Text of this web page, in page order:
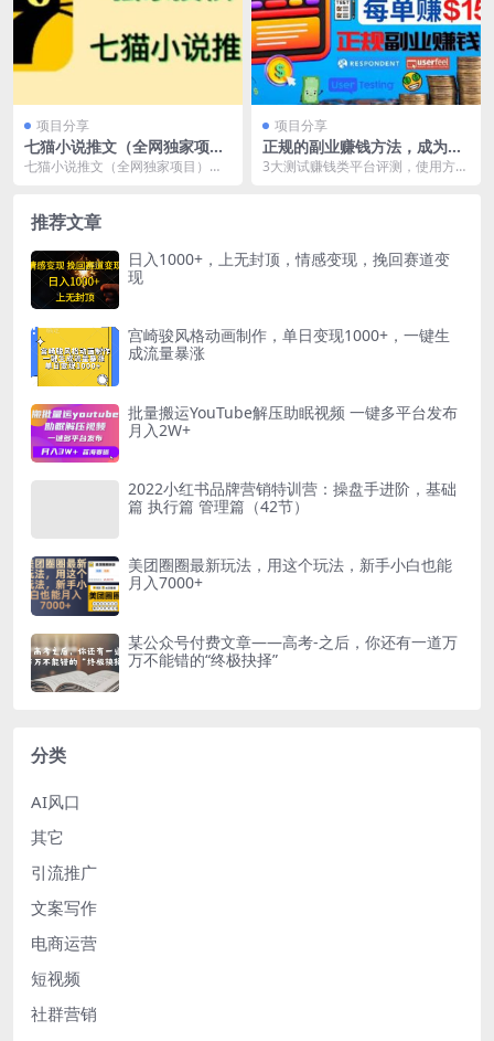
项目分享
七猫小说推文（全网独家项
目），个人工作室可批量做
七猫小说推文（全网独家项目），
项目分享
正规的副业赚钱方法，成为网
站测试员，每个任务奖励最高
3大测试赚钱类平台评测，使用方法
推荐文章
日入1000+，上无封顶，情感变现，挽回赛道变
现
宫崎骏风格动画制作，单日变现1000+，一键生
成流量暴涨
批量搬运YouTube解压助眠视频 一键多平台发布
月入2W+
2022小红书品牌营销特训营：操盘手进阶，基础
篇 执行篇 管理篇（42节）
美团圈圈最新玩法，用这个玩法，新手小白也能
月入7000+
某公众号付费文章——高考-之后，你还有一道万
万不能错的“终极抉择”
分类
AI风口
其它
引流推广
文案写作
电商运营
短视频
社群营销